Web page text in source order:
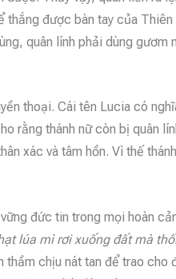
thắng được bàn tay của
quân lính phải dùng gươm
thoại. Cái tên Lucia có
rằng thánh nữ còn bị quân
xác và tâm hồn. Vì thế
đức tin trong mọi hoàn
lúa mì rơi xuống đất mà
chịu nát tan để trao cho